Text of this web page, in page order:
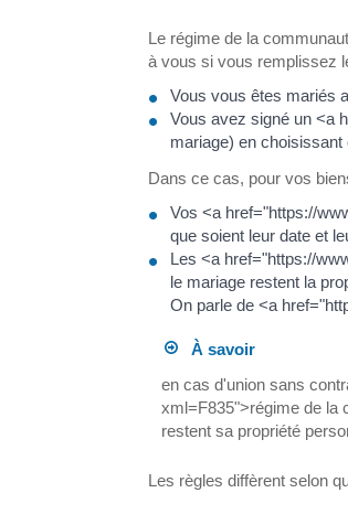
Le régime de la
à vous si vous remplissez
Vous vous êtes mariés
Vous avez signé un <a
mariage) en choisissant
Dans ce cas, pour vos
Vos <a href="https://
que soient leur date et
Les <a href="https://
le mariage restent la
On parle de <a
À savoir
en cas d'union sans
xml=F835">régime de la
restent sa propriété
Les règles diffèrent selon